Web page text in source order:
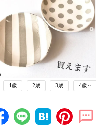
1歳 2歳 3歳 4歳～